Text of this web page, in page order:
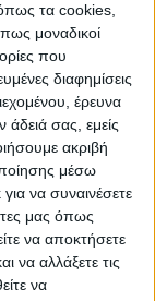
τα cookies,
μοναδικοί
που
διαφημίσεις
έρευνα
άδειά σας, εμείς
ακριβή
μέσω
να συναινέσετε
μας όπως
να αποκτήσετε
να αλλάξετε τις
να
οφειλής
στην
σε
ποσό.
και